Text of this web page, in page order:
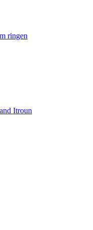
ringen
Itroun